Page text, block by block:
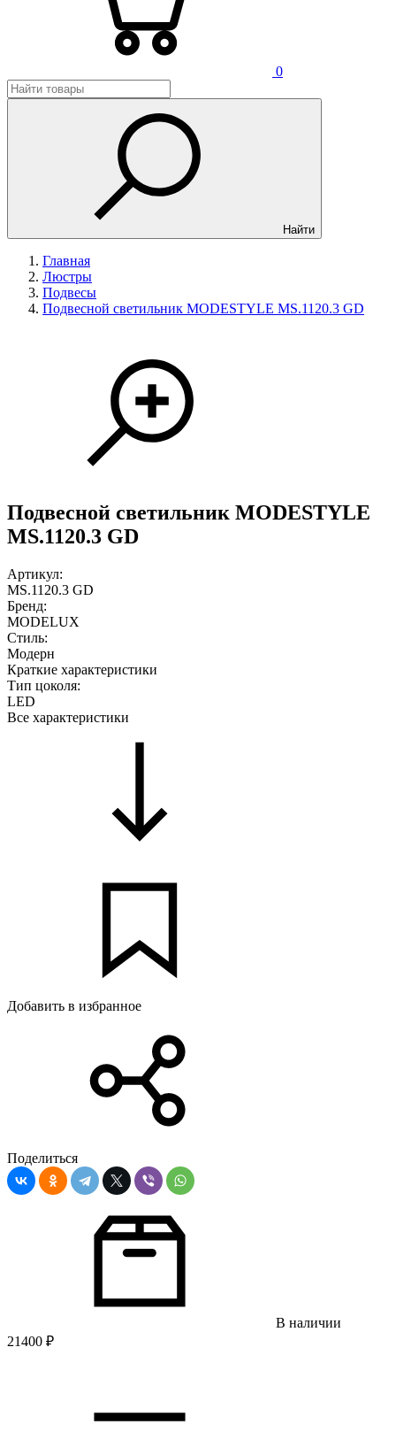
0
Найти
Главная
Люстры
Подвесы
Подвесной светильник MODESTYLE MS.1120.3 GD
Подвесной светильник MODESTYLE
MS.1120.3 GD
Артикул:
MS.1120.3 GD
Бренд:
MODELUX
Стиль:
Модерн
Краткие характеристики
Тип цоколя:
LED
Все характеристики
Добавить в избранное
Поделиться
В наличии
21400 ₽